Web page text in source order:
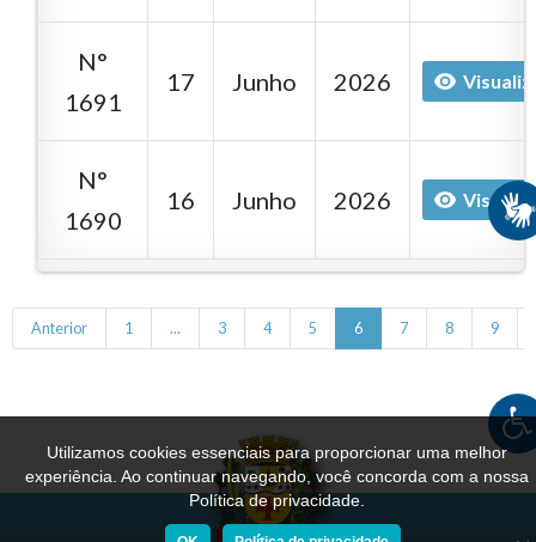
Utilizamos cookies essenciais para proporcionar uma melhor
experiência. Ao continuar navegando, você concorda com a nossa
Política de privacidade.
N°
1691
17 Junho 2026
N°
1690
16 Junho 2026
Anterior 1 ... 3 4 5 6 7 8 9